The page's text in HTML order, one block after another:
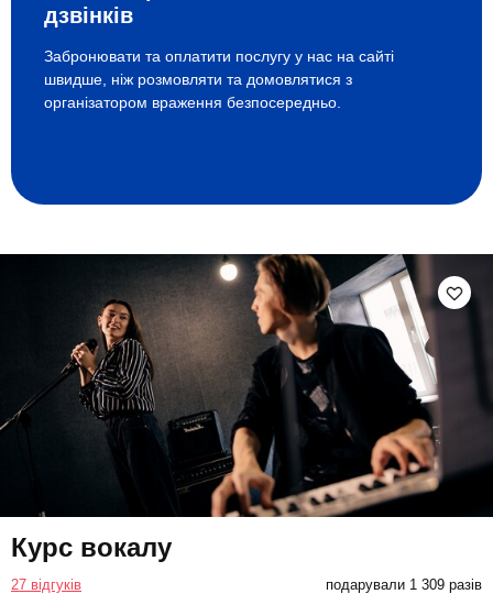
дзвінків
Забронювати та оплатити послугу у нас на сайті
швидше, ніж розмовляти та домовлятися з
організатором враження безпосередньо.
Курс вокалу
27 відгуків подарували 1 309 разів